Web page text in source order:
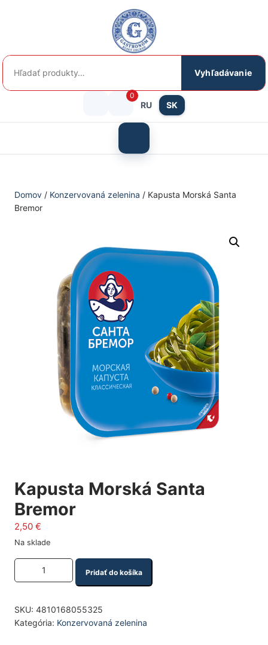
Hľadať:
Vyhľadávanie
Prihlásenie
košík
0
RU SK
menu
Domov / Konzervovaná zelenina / Kapusta Morská Santa
Bremor
Kapusta Morská Santa
Bremor
2,50 €
Na sklade
Množstvo produktu
Pridať do košíka
SKU: 4810168055325
Kategória: Konzervovaná zelenina